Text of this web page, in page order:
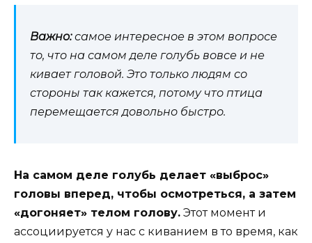
Важно:самое интересное в этом вопросе
то, что на самом деле голубь вовсе и не
кивает головой. Это только людям со
стороны так кажется, потому что птица
перемещается довольно быстро.
На самом деле голубь делает «выброс»
головы вперед, чтобы осмотреться, а затем
«догоняет» телом голову. Этот момент и
ассоциируется у нас с киванием в то время, как